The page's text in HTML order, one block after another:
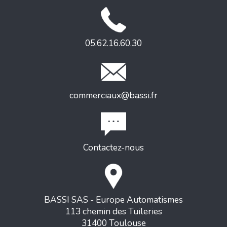
05.62.16.60.30
commerciaux@bassi.fr
Contactez-nous
BASSI SAS - Europe Automatismes
113 chemin des Tuileries
31400 Toulouse